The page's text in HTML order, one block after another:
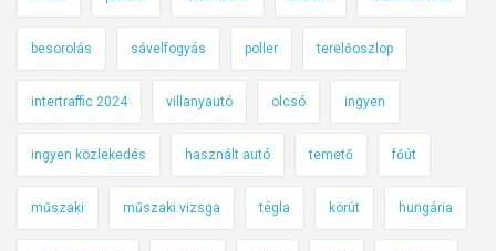
besorolás sávelfogyás poller terelőoszlop
intertraffic 2024 villanyautó olcsó ingyen
ingyen közlekedés használt autó temető főút
műszaki műszaki vizsga tégla körút hungária